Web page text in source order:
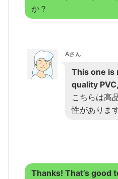
か？
Aさん
This one is
quality
こちらは高
性があります
Thanks! That’s good